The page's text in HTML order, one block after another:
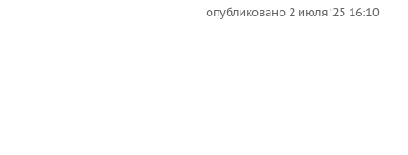
опубликовано 2 июля ‘25 16:10